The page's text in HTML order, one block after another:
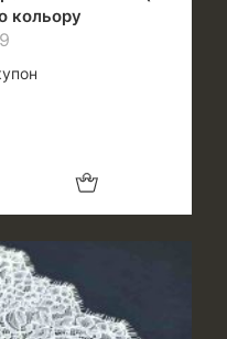
кольору
Додати в кошик